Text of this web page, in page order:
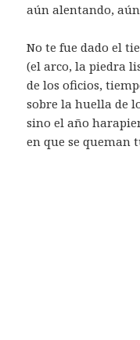
aún alentando,
No te fue dado el
(el arco, la piedra
de los oficios,
sobre la huella de
sino el año
en que se queman